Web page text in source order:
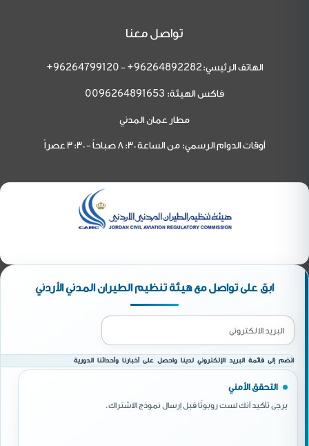
تواصل معنا
الهاتف الرئيسي: 96264892282+
-
96264799120+
فاكس الهيئة: 0096264891653
مطار عمان المدني
أوقات الدوام الرسمي: من الساعة 8:30 صباحاً - 3:30 عصراً
ابق على تواصل مع هيئة تنظيم الطيران المدني الأردني
انضم إلى قائمة البريد الإلكتروني لدينا واحصل على أخبارنا وأحداثنا الدورية
التحقق الأمني
يرجى تأكيد أنك لست روبوتًا قبل إرسال نموذج الاشتراك.